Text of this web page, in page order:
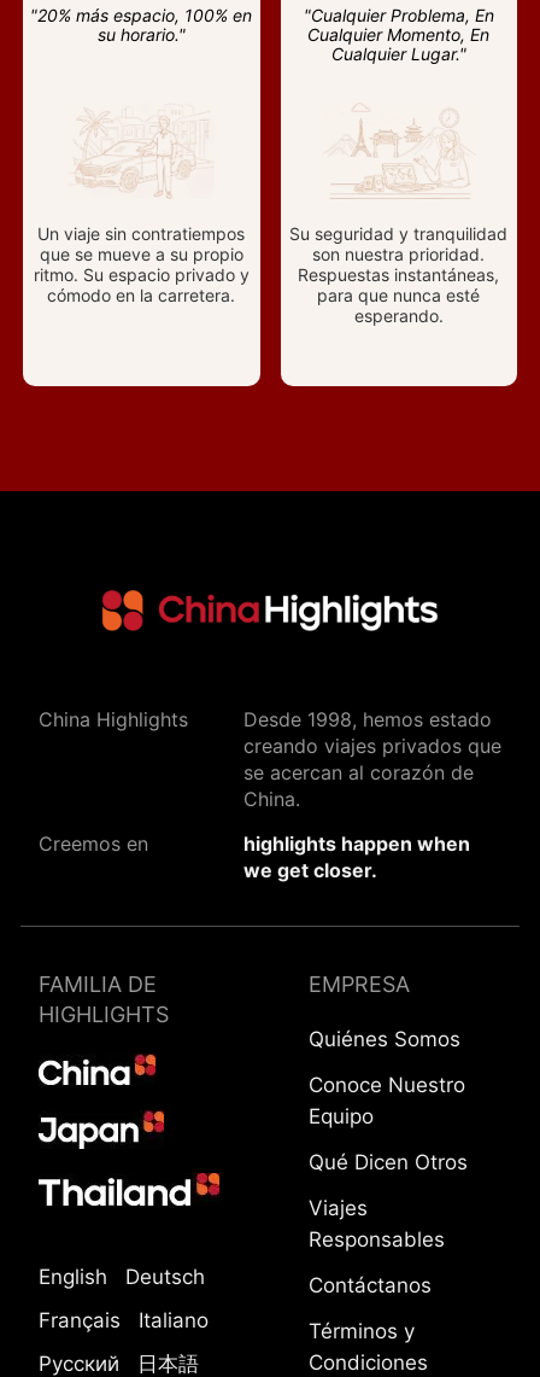
"20% más espacio, 100% en
su horario."
Un viaje sin contratiempos
que se mueve a su propio
ritmo. Su espacio privado y
cómodo en la carretera.
"Cualquier Problema, En
Cualquier Momento, En
Cualquier Lugar."
Su seguridad y tranquilidad
son nuestra prioridad.
Respuestas instantáneas,
para que nunca esté
esperando.
China Highlights
Desde 1998, hemos estado
creando viajes privados que
se acercan al corazón de
China.
Creemos en
highlights happen when
we get closer.
FAMILIA DE
HIGHLIGHTS
English
Deutsch
Français
Italiano
Русский
日本語
EMPRESA
Quiénes Somos
Conoce Nuestro
Equipo
Qué Dicen Otros
Viajes
Responsables
Contáctanos
Términos y
Condiciones